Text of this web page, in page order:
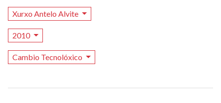
Xurxo Antelo Alvite
2010
Cambio Tecnolóxico